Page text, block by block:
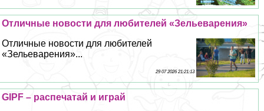
Отличные новости для любителей «Зельеварения»
Отличные новости для любителей
«Зельеварения»...
29 07 2026 21:21:13
GIPF – распечатай и играй